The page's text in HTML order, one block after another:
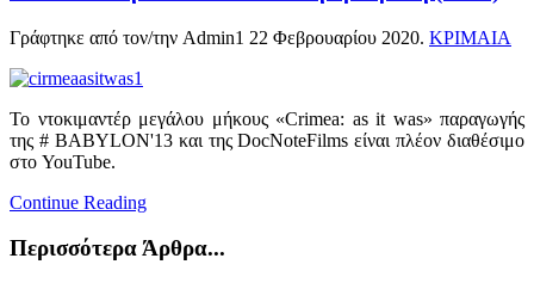
Γράφτηκε από τον/την Admin1 22 Φεβρουαρίου 2020. ΚΡΙΜΑΙΑ
Το ντοκιμαντέρ μεγάλου μήκους «Crimea: as it was» παραγωγής
της # BABYLON'13 και της DocNoteFilms είναι πλέον διαθέσιμο
στο YouTube.
Continue Reading
Περισσότερα Άρθρα...